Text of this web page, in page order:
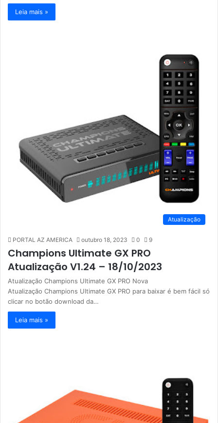
Leia mais »
Atualização
PORTAL AZ AMERICA outubro 18, 2023 0 9
Champions Ultimate GX PRO
Atualização V1.24 – 18/10/2023
Atualização Champions Ultimate GX PRO Nova
Atualização Champions Ultimate GX PRO para baixar é bem fácil só
clicar no botão download da…
Leia mais »